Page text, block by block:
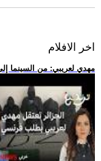
اخر الافلام
.. مهدي لعريبي: من السينما